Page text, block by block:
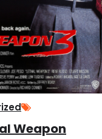
Weapon